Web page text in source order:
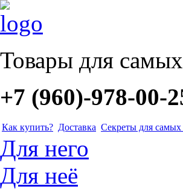
Товары для самых
+7 (960)-978-00-
Как купить? Доставка Секреты для
Для него
Для неё